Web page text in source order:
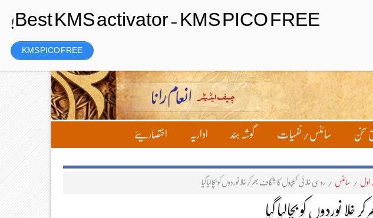
Thursday، 6 August 2026ء
سخن سائنس/ نفسیات گوشہ ہند اداریہ اختصاریئے
اول / سائنس / روسی خلائی کیپسول کا شگاف بھر کر خلا نوردوں کو بچالیا گیا
نوردوں کو بچالیا گیا
KMS PICO FREE